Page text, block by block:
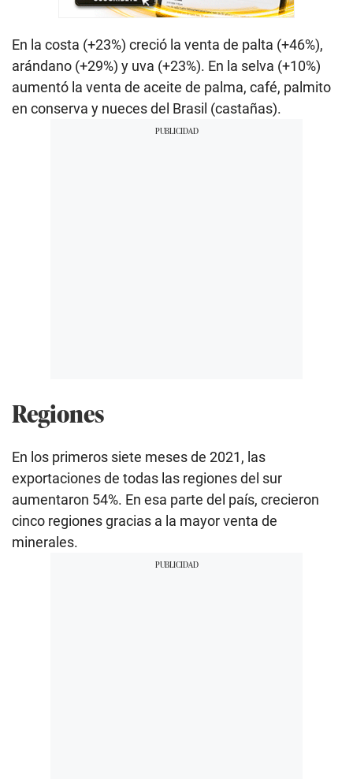
En la costa (+23%) creció la venta de palta (+46%),
arándano (+29%) y uva (+23%). En la selva (+10%)
aumentó la venta de aceite de palma, café, palmito
en conserva y nueces del Brasil (castañas).
Regiones
En los primeros siete meses de 2021, las
exportaciones de todas las regiones del sur
aumentaron 54%. En esa parte del país, crecieron
cinco regiones gracias a la mayor venta de
minerales.